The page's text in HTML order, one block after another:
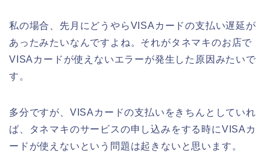
私の場合、先月にどうやらVISAカードの支払い遅延が
あったみたいなんですよね。それがタネマキのお店で
VISAカードが使えないエラーが発生した原因みたいで
す。
多分ですが、VISAカードの支払いをきちんとしていれ
ば、タネマキのサービスの申し込みをする時にVISAカ
ードが使えないという問題は起きないと思います。